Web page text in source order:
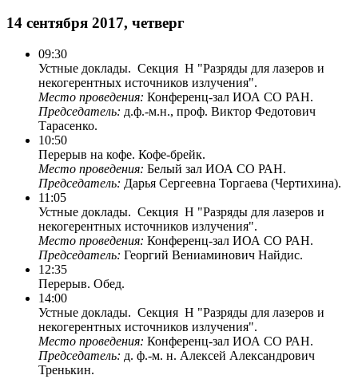
14 сентября 2017, четверг
09:30
Устные доклады. Секция H "Разряды для лазеров и
некогерентных источников излучения".
Место проведения: Конференц-зал ИОА СО РАН.
Председатель: д.ф.-м.н., проф. Виктор Федотович
Тарасенко.
10:50
Перерыв на кофе. Кофе-брейк.
Место проведения: Белый зал ИОА СО РАН.
Председатель: Дарья Сергеевна Торгаева (Чертихина).
11:05
Устные доклады. Секция H "Разряды для лазеров и
некогерентных источников излучения".
Место проведения: Конференц-зал ИОА СО РАН.
Председатель: Георгий Вениаминович Найдис.
12:35
Перерыв. Обед.
14:00
Устные доклады. Секция H "Разряды для лазеров и
некогерентных источников излучения".
Место проведения: Конференц-зал ИОА СО РАН.
Председатель: д. ф.-м. н. Алексей Александрович
Тренькин.